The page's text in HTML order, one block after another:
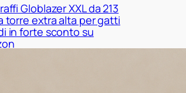
Globlazer XXL da 213
torre extra alta per gatti
in forte sconto su